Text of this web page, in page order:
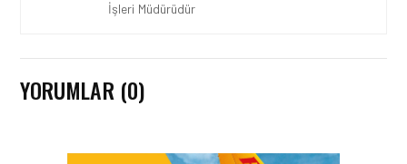
İşleri Müdürüdür
YORUMLAR (0)